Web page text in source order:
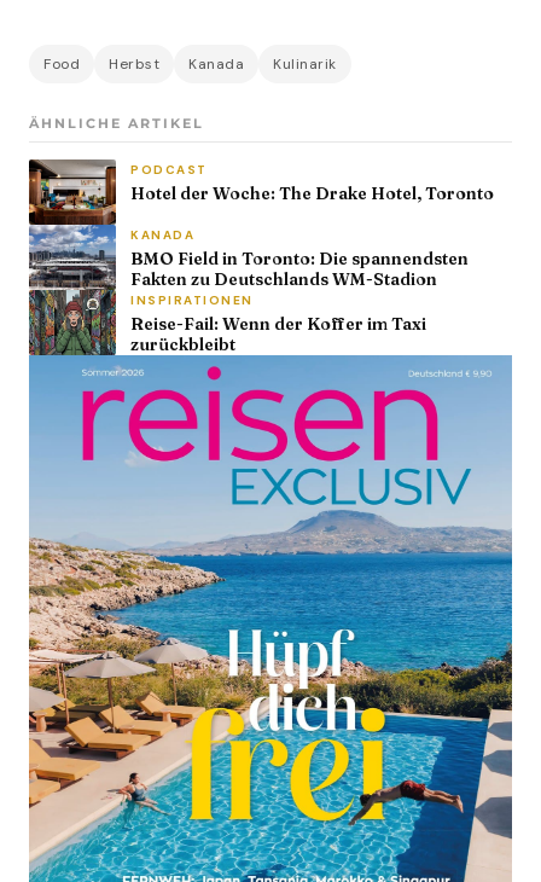
Food Herbst Kanada Kulinarik
ÄHNLICHE ARTIKEL
PODCAST
Hotel der Woche: The Drake Hotel, Toronto
KANADA
BMO Field in Toronto: Die spannendsten
Fakten zu Deutschlands WM-Stadion
INSPIRATIONEN
Reise-Fail: Wenn der Koffer im Taxi
zurückbleibt